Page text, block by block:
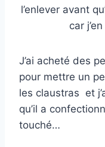
l’enlever avant
car
J’ai acheté des
pour mettre un
les claustras et
qu’il a
touché…